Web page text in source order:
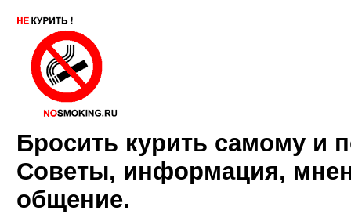
Бросить курить самому и
Советы, информация,
общение.